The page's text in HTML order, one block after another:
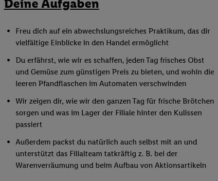
Deine Aufgaben
Freu dich auf ein abwechslungsreiches Praktikum, das dir
vielfältige Einblicke in den Handel ermöglicht
Du erfährst, wie wir es schaffen, jeden Tag frisches Obst
und Gemüse zum günstigen Preis zu bieten, und wohin die
leeren Pfandflaschen im Automaten verschwinden
Wir zeigen dir, wie wir den ganzen Tag für frische Brötchen
sorgen und was im Lager der Filiale hinter den Kulissen
passiert
Außerdem packst du natürlich auch selbst mit an und
unterstützt das Filialteam tatkräftig z. B. bei der
Warenverräumung und beim Aufbau von Aktionsartikeln